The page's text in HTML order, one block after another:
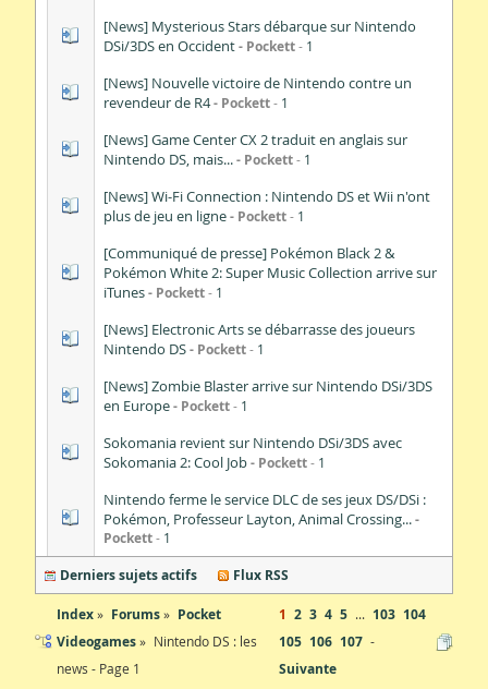
[News] Mysterious Stars débarque sur Nintendo
DSi/3DS en Occident
Pockett 1
[News] Nouvelle victoire de Nintendo contre un
revendeur de R4
Pockett 1
[News] Game Center CX 2 traduit en anglais sur
Nintendo DS, mais...
Pockett 1
[News] Wi-Fi Connection : Nintendo DS et Wii n'ont
plus de jeu en ligne
Pockett 1
[Communiqué de presse] Pokémon Black 2 &
Pokémon White 2: Super Music Collection arrive sur
iTunes
Pockett 1
[News] Electronic Arts se débarrasse des joueurs
Nintendo DS
Pockett 1
[News] Zombie Blaster arrive sur Nintendo DSi/3DS
en Europe
Pockett 1
Sokomania revient sur Nintendo DSi/3DS avec
Sokomania 2: Cool Job
Pockett 1
Nintendo ferme le service DLC de ses jeux DS/DSi :
Pokémon, Professeur Layton, Animal Crossing...
Pockett 1
Derniers sujets actifs Flux RSS
Index Forums
Pocket
Videogames
Nintendo DS : les
news - Page 1
1 2 3 4 5 ... 103 104
105 106 107
Suivante